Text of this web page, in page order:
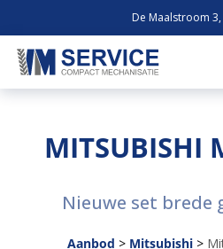
De Maalstroom
MITSUBISHI
Nieuwe set brede
Aanbod > Mitsubishi >